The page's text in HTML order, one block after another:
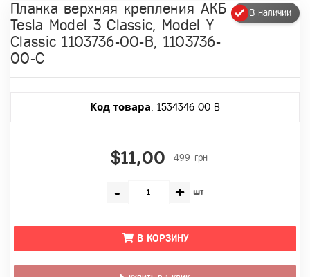
В наличии
Планка верхняя крепления АКБ
Tesla Model 3 Classic, Model Y
Classic 1103736-00-B, 1103736-
00-C
Код товара: 1534346-00-B
$11,00 499 грн
- + шт
В КОРЗИНУ